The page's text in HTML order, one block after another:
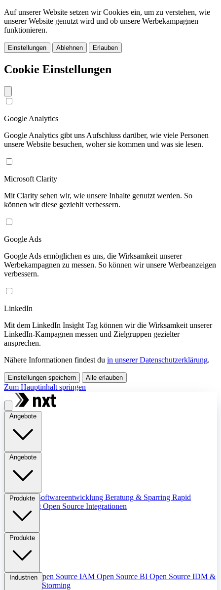
Auf unserer Website setzen wir Cookies ein, um zu verstehen, wie
unserer Website genutzt wird und ob unsere Werbekampagnen
funktionieren.
Einstellungen Ablehnen Erlauben
Cookie Einstellungen
Google Analytics
Google Analytics gibt uns Aufschluss darüber, wie viele Personen
unsere Website besuchen, woher sie kommen und was sie lesen.
Microsoft Clarity
Mit Clarity sehen wir, wie unsere Inhalte genutzt werden. So
können wir diese geziehlt verbessern.
Google Ads
Google Ads ermöglichen es uns, die Wirksamkeit unserer
Werbekampagnen zu messen. So können wir unsere Werbeanzeigen
verbessern.
LinkedIn
Mit dem LinkedIn Insight Tag können wir die Wirksamkeit unserer
LinkedIn-Kampagnen messen und Zielgruppen gezielter
ansprechen.
Nähere Informationen findest du in unserer Datenschutzerklärung.
Einstellungen speichern Alle erlauben
Zum Hauptinhalt springen
Angebote
Angebote
Übersicht Softwareentwicklung Beratung & Sparring Rapid
Prototyping Open Source Integrationen
Produkte
Produkte
ÜbersichtOpen Source IAM Open Source BI Open Source IDM &
Event Storming
Industrien